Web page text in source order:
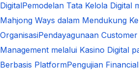
DigitalPemodelan Tata Kelola Digital
Mahjong Ways dalam Mendukung
OrganisasiPendayagunaan
Management melalui Kasino Digital
Berbasis PlatformPengujian